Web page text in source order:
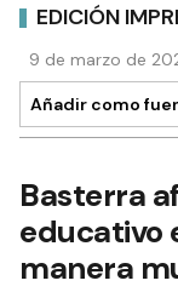
EDICIÓN
9 de marzo de
Añadir como
Basterra
educativo
manera